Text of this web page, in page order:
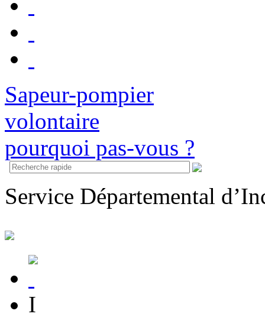
Sapeur-pompier
volontaire
pourquoi pas-vous ?
Service Départemental d’I
I